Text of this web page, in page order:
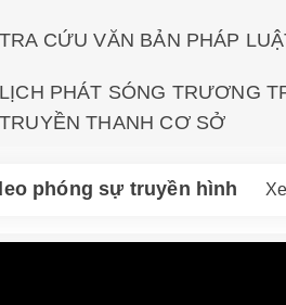
TRA CỨU VĂN BẢN PHÁP
LỊCH PHÁT SÓNG TRƯƠNG
TRUYỀN THANH CƠ SỞ
phóng sự truyền hình